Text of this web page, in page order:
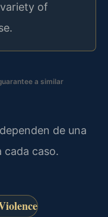
of
a similar
de una
cada caso.